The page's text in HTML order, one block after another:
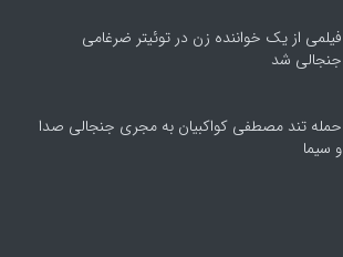
فیلمی از یک خواننده زن در توئیتر ضرغامی
جنجالی شد
حمله تند مصطفی کواکبیان به مجری جنجالی صدا
و سیما